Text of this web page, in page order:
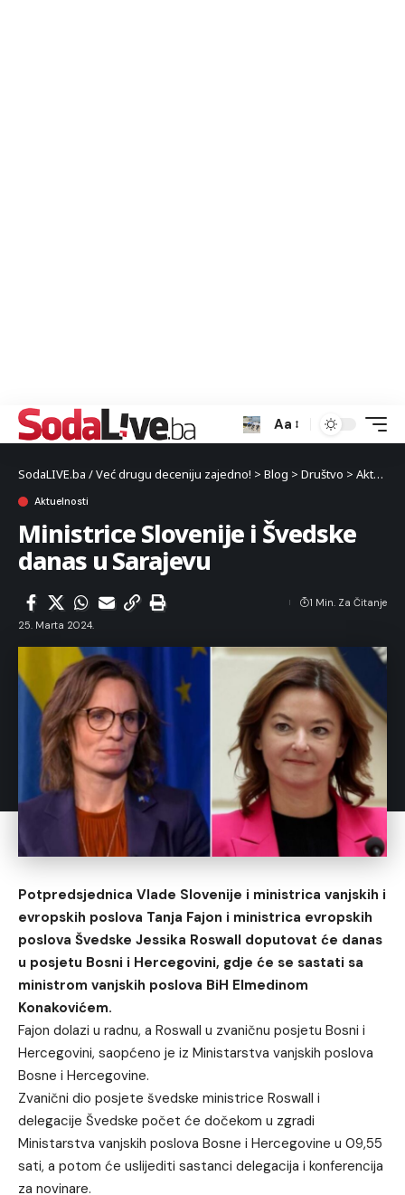
Aa
SodaLIVE.ba / Već drugu deceniju zajedno! > Blog > Društvo > Aktuelnosti
Aktuelnosti
Ministrice Slovenije i Švedske
danas u Sarajevu
25. Marta 2024.
1 Min. Za Čitanje
Potpredsjednica Vlade Slovenije i ministrica vanjskih i
evropskih poslova Tanja Fajon i ministrica evropskih
poslova Švedske Jessika Roswall doputovat će danas
u posjetu Bosni i Hercegovini, gdje će se sastati sa
ministrom vanjskih poslova BiH Elmedinom
Konakovićem.
Fajon dolazi u radnu, a Roswall u zvaničnu posjetu Bosni i
Hercegovini, saopćeno je iz Ministarstva vanjskih poslova
Bosne i Hercegovine.
Zvanični dio posjete švedske ministrice Roswall i
delegacije Švedske počet će dočekom u zgradi
Ministarstva vanjskih poslova Bosne i Hercegovine u 09,55
sati, a potom će uslijediti sastanci delegacija i konferencija
za novinare.